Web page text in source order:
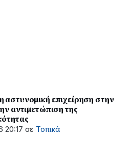
αστυνομική επιχείρηση στην
αντιμετώπιση της
20:17 σε Τοπικά